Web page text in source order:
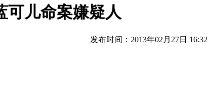
可儿命案嫌疑人
发布时间：2013年02月27日 16:32